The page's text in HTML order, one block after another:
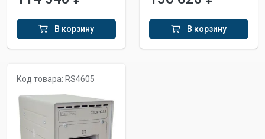
В корзину В корзину
Код товара: RS4605